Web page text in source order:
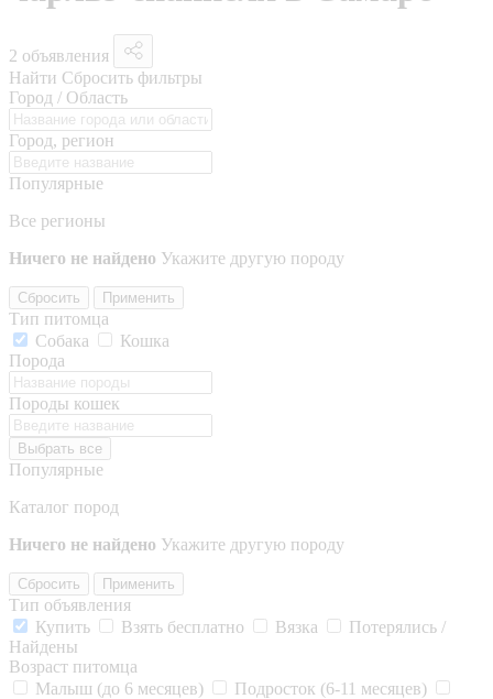
2 объявления
Найти Сбросить фильтры
Город / Область
Город, регион
Популярные
Все регионы
Ничего не найдено Укажите другую породу
Сбросить Применить
Тип питомца
Собака
Кошка
Порода
Породы кошек
Выбрать все
Популярные
Каталог пород
Ничего не найдено Укажите другую породу
Сбросить Применить
Тип объявления
Купить
Взять бесплатно Вязка
Потерялись /
Найдены
Возраст питомца
Малыш (до 6 месяцев)
Подросток (6-11 месяцев)